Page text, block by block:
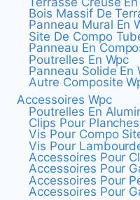
Bois Massif De
Panneau Mural En
Site De Compo
Panneau En
Poutrelles En Wpc
Panneau Solide En
Autre Composite
Accessoires Wpc
Poutrelles En
Clips Pour
Vis Pour Compo
Vis Pour
Accessoires Pour
Accessoires Pour
Accessoires Pour
Accessoires Pour